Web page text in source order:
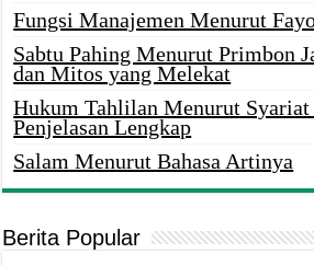
Fungsi Manajemen Menurut
Sabtu Pahing Menurut Primbon
dan Mitos yang Melekat
Hukum Tahlilan Menurut Syariat
Penjelasan Lengkap
Salam Menurut Bahasa Artinya
Berita Popular